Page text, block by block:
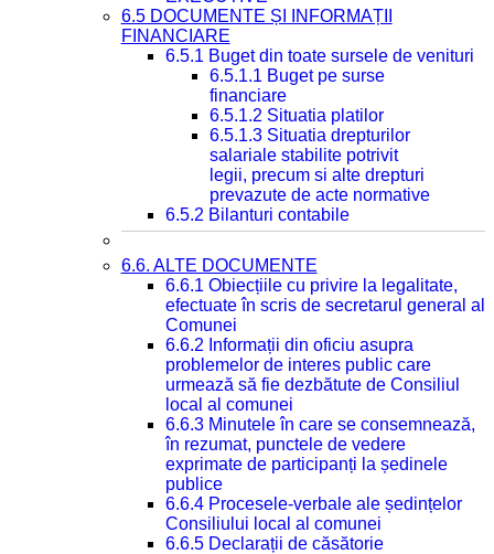
6.5 DOCUMENTE ȘI INFORMAȚII
FINANCIARE
6.5.1 Buget din toate sursele de venituri
6.5.1.1 Buget pe surse
financiare
6.5.1.2 Situatia platilor
6.5.1.3 Situatia drepturilor
salariale stabilite potrivit
legii, precum si alte drepturi
prevazute de acte normative
6.5.2 Bilanturi contabile
6.6. ALTE DOCUMENTE
6.6.1 Obiecțiile cu privire la legalitate,
efectuate în scris de secretarul general al
Comunei
6.6.2 Informații din oficiu asupra
problemelor de interes public care
urmează să fie dezbătute de Consiliul
local al comunei
6.6.3 Minutele în care se consemnează,
în rezumat, punctele de vedere
exprimate de participanți la ședinele
publice
6.6.4 Procesele-verbale ale ședințelor
Consiliului local al comunei
6.6.5 Declarații de căsătorie